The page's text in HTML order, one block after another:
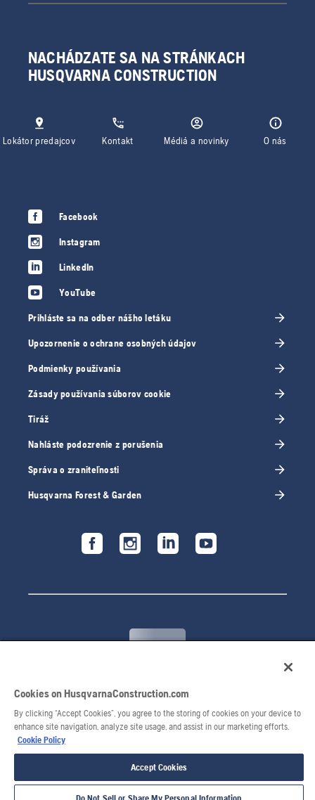
NACHÁDZATE SA NA STRÁNKACH
HUSQVARNA CONSTRUCTION
Lokátor predajcov Kontakt Médiá a novinky O nás
Facebook
Instagram
LinkedIn
YouTube
Prihláste sa na odber nášho letáku
Upozornenie o ochrane osobných údajov
Podmienky používania
Zásady používania súborov cookie
Tiráž
Nahláste podozrenie z porušenia
Správa o zraniteľnosti
Husqvarna Forest & Garden
© 2026 Husqvarna AB. Všetky práva vyhradené.
Cookies on HusqvarnaConstruction.com
By clicking “Accept Cookies”, you agree to the storing of cookies on your device to
enhance site navigation, analyze site usage, and assist in our marketing efforts.
Cookie Policy
Accept Cookies